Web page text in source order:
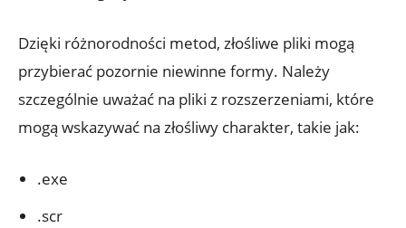
Dzięki różnorodności metod, złośliwe pliki mogą
przybierać pozornie niewinne formy. Należy
szczególnie uważać na pliki z rozszerzeniami, które
mogą wskazywać na złośliwy charakter, takie jak:
.exe
.scr